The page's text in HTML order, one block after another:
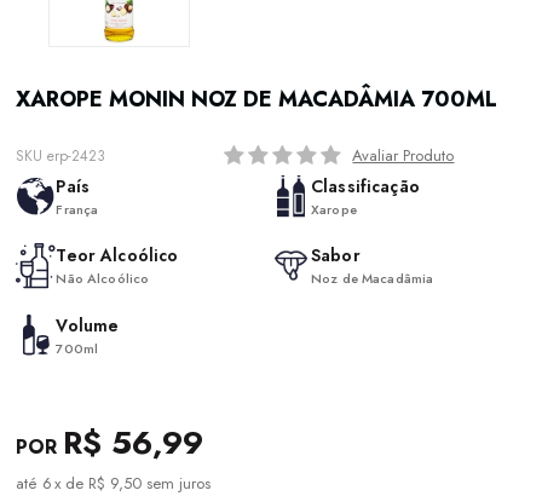
XAROPE MONIN NOZ DE MACADÂMIA 700ML
SKU erp-2423 Avaliar Produto
País
França
Classificação
Xarope
Teor Alcoólico
Não Alcoólico
Sabor
Noz de Macadâmia
Volume
700ml
R$ 56,99
6x de R$ 9,50 sem juros